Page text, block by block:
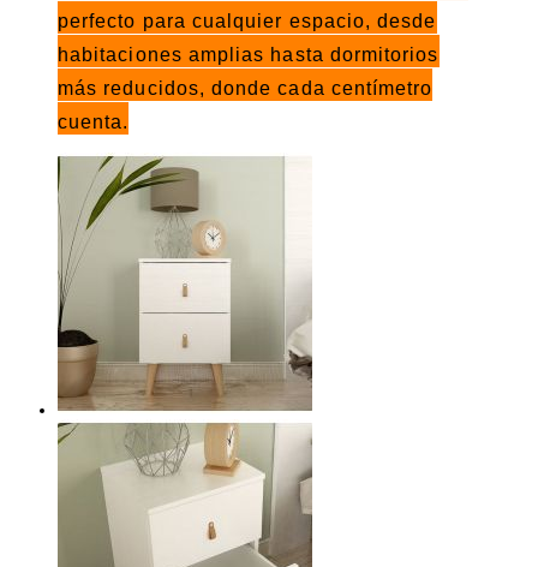
perfecto para cualquier espacio, desde
habitaciones amplias hasta dormitorios
más reducidos, donde cada centímetro
cuenta.